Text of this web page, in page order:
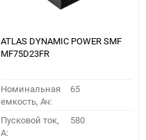
ATLAS DYNAMIC POWER SMF
MF75D23FR
Номинальная
емкость, Ач:
65
Пусковой ток,
A:
580